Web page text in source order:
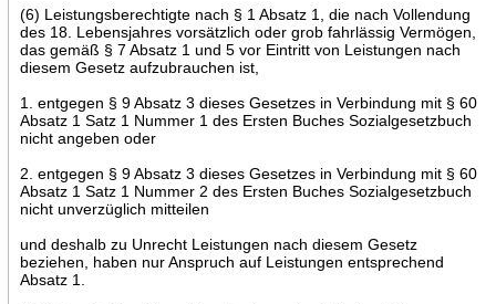
(6) Leistungsberechtigte nach § 1 Absatz 1, die nach Vollendung
des 18. Lebensjahres vorsätzlich oder grob fahrlässig Vermögen,
das gemäß § 7 Absatz 1 und 5 vor Eintritt von Leistungen nach
diesem Gesetz aufzubrauchen ist,
1. entgegen § 9 Absatz 3 dieses Gesetzes in Verbindung mit § 60
Absatz 1 Satz 1 Nummer 1 des Ersten Buches Sozialgesetzbuch
nicht angeben oder
2. entgegen § 9 Absatz 3 dieses Gesetzes in Verbindung mit § 60
Absatz 1 Satz 1 Nummer 2 des Ersten Buches Sozialgesetzbuch
nicht unverzüglich mitteilen
und deshalb zu Unrecht Leistungen nach diesem Gesetz
beziehen, haben nur Anspruch auf Leistungen entsprechend
Absatz 1.